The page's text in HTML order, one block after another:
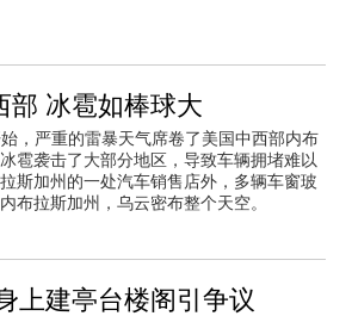
部 冰雹如棒球大
，严重的雷暴天气席卷了美国中西部内布
雹袭击了大部分地区，导致车辆拥堵难以
斯加州的一处汽车销售店外，多辆车窗玻
拉斯加州，乌云密布整个天空。
上建亭台楼阁引争议